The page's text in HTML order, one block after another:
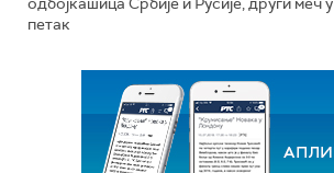
петак